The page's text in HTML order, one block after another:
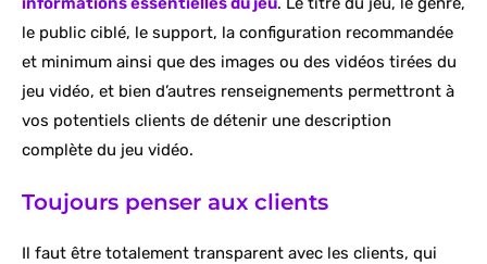
le public ciblé, le support, la configuration recommandée
et minimum ainsi que des images ou des vidéos tirées du
jeu vidéo, et bien d’autres renseignements permettront à
vos potentiels clients de détenir une description
complète du jeu vidéo.
Toujours penser aux clients
Il faut être totalement transparent avec les clients, qui